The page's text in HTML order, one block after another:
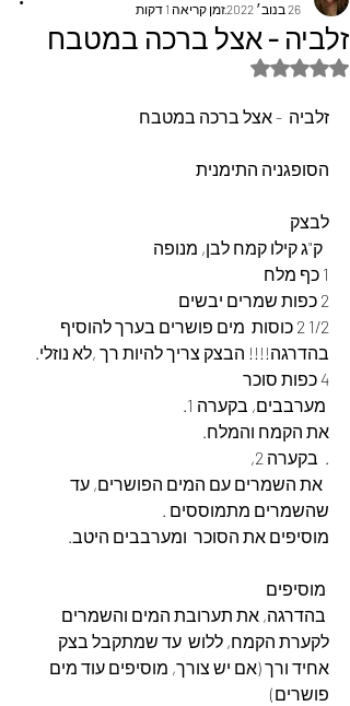
זלביה - אצל ברכה במטבח
26 בנוב׳ 2022
זמן קריאה 1 דקות
דירוג של NaN מתוך 5 כוכבים
זלביה  - אצל ברכה במטבח
הסופגניה התימנית
לבצק
1 כף מלח
2 כפות שמרים יבשים
1/2 2 כוסות  מים פושרים בערך להוסיף
בהדרגה!!!! הבצק צריך להיות רך ,לא נוזלי.
4 כפות סוכר
את הקמח והמלח.
.  בקערה 2,
  את השמרים עם המים הפושרים, עד
שהשמרים מתמוססים .
מוסיפים את הסוכר  ומערבבים היטב.
בהדרגה, את תערובת המים והשמרים
לקערת הקמח, ללוש  עד שמתקבל בצק
אחיד ורך (אם יש צורך, מוסיפים עוד מים
פושרים)